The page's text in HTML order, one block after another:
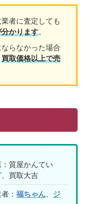
者に査定しても
かります。
らなかった場合
買取価格以上で売
質屋かんてい
買取大吉
： 福ちゃん
ジ